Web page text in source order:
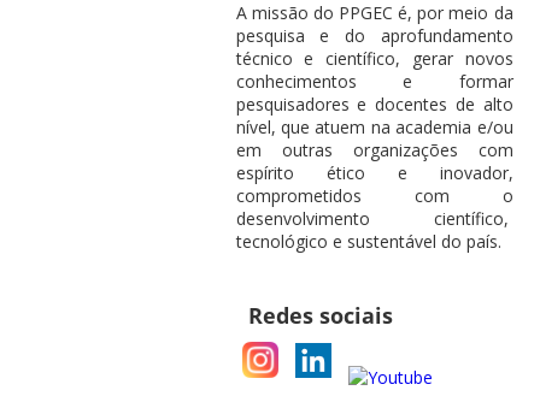
A missão do PPGEC é, por meio da
pesquisa e do aprofundamento
técnico e científico, gerar novos
conhecimentos e formar
pesquisadores e docentes de alto
nível, que atuem na academia e/ou
em outras organizações com
espírito ético e inovador,
comprometidos com o
desenvolvimento científico,
tecnológico e sustentável do país.
Redes sociais